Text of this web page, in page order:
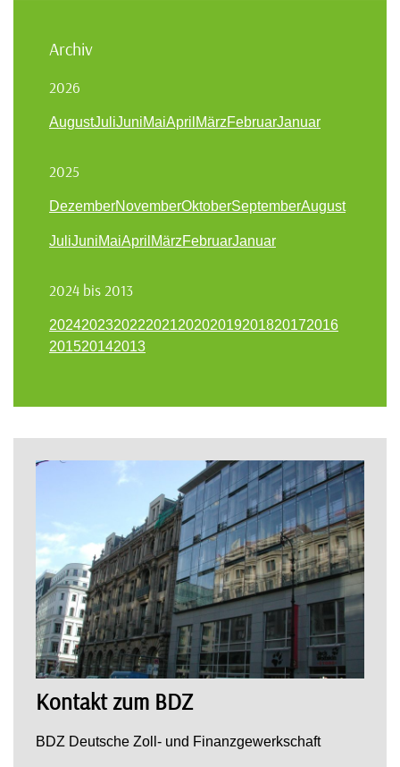
Archiv
2026
AugustJuliJuniMaiApril MärzFebruarJanuar
2025
DezemberNovemberOktoberSeptemberAugust
JuliJuniMaiApril MärzFebruarJanuar
2024 bis 2013
202420232022202120202019201820172016
201520142013
Kontakt zum BDZ
BDZ Deutsche Zoll- und Finanzgewerkschaft